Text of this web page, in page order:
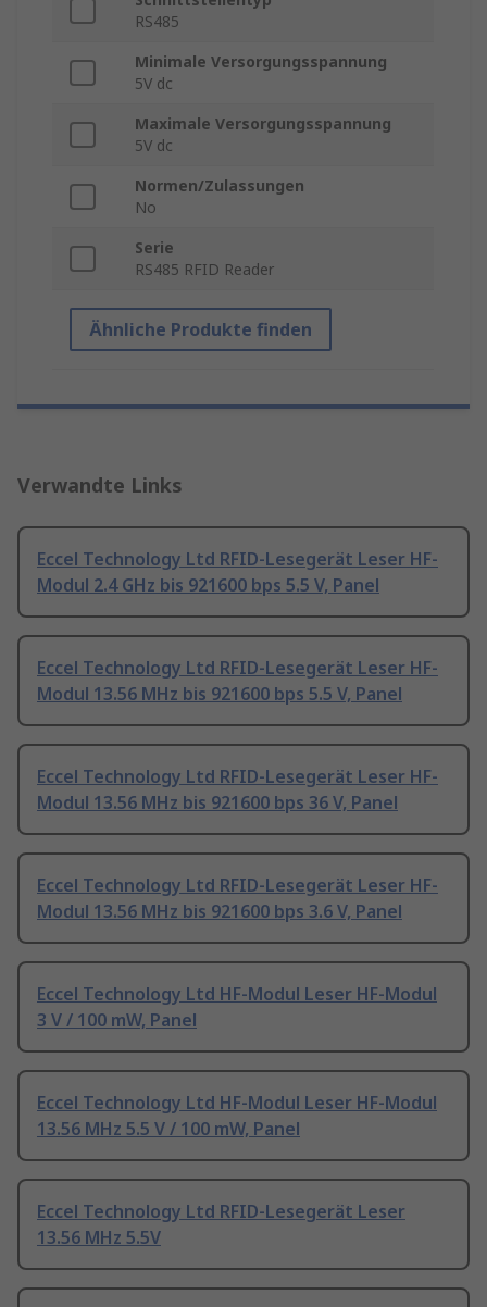
RS485
Minimale Versorgungsspannung
5V dc
Maximale Versorgungsspannung
5V dc
Normen/Zulassungen
No
Serie
RS485 RFID Reader
Ähnliche Produkte finden
Verwandte Links
Eccel Technology Ltd RFID-Lesegerät Leser HF-
Modul 2.4 GHz bis 921600 bps 5.5 V, Panel
Eccel Technology Ltd RFID-Lesegerät Leser HF-
Modul 13.56 MHz bis 921600 bps 5.5 V, Panel
Eccel Technology Ltd RFID-Lesegerät Leser HF-
Modul 13.56 MHz bis 921600 bps 36 V, Panel
Eccel Technology Ltd RFID-Lesegerät Leser HF-
Modul 13.56 MHz bis 921600 bps 3.6 V, Panel
Eccel Technology Ltd HF-Modul Leser HF-Modul
3 V / 100 mW, Panel
Eccel Technology Ltd HF-Modul Leser HF-Modul
13.56 MHz 5.5 V / 100 mW, Panel
Eccel Technology Ltd RFID-Lesegerät Leser
13.56 MHz 5.5V